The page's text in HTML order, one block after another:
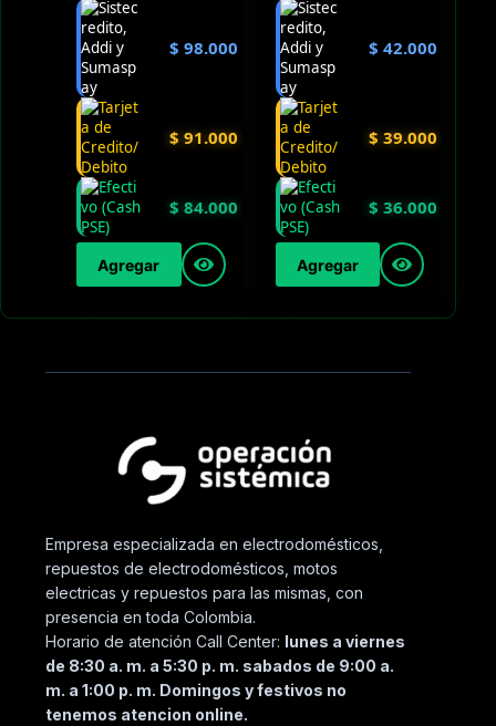
$ 98.000
$ 91.000
$ 84.000
Agregar
$ 42.000
$ 39.000
$ 36.000
Agregar
Empresa especializada en electrodomésticos,
repuestos de electrodomésticos, motos
electricas y repuestos para las mismas, con
presencia en toda Colombia.
Horario de atención Call Center: lunes a viernes
de 8:30 a. m. a 5:30 p. m. sabados de 9:00 a.
m. a 1:00 p. m. Domingos y festivos no
tenemos atencion online.